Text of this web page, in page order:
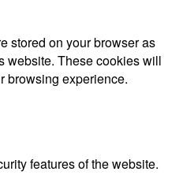
stored on your browser as
website. These cookies will
browsing experience.
features of the website.